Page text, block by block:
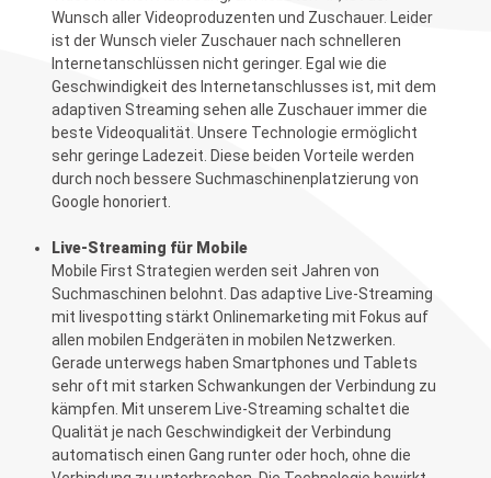
Wunsch aller Videoproduzenten und Zuschauer. Leider
ist der Wunsch vieler Zuschauer nach schnelleren
Internetanschlüssen nicht geringer. Egal wie die
Geschwindigkeit des Internetanschlusses ist, mit dem
adaptiven Streaming sehen alle Zuschauer immer die
beste Videoqualität. Unsere Technologie ermöglicht
sehr geringe Ladezeit. Diese beiden Vorteile werden
durch noch bessere Suchmaschinenplatzierung von
Google honoriert.
Live-Streaming für Mobile
Mobile First Strategien werden seit Jahren von
Suchmaschinen belohnt. Das adaptive Live-Streaming
mit livespotting stärkt Onlinemarketing mit Fokus auf
allen mobilen Endgeräten in mobilen Netzwerken.
Gerade unterwegs haben Smartphones und Tablets
sehr oft mit starken Schwankungen der Verbindung zu
kämpfen. Mit unserem Live-Streaming schaltet die
Qualität je nach Geschwindigkeit der Verbindung
automatisch einen Gang runter oder hoch, ohne die